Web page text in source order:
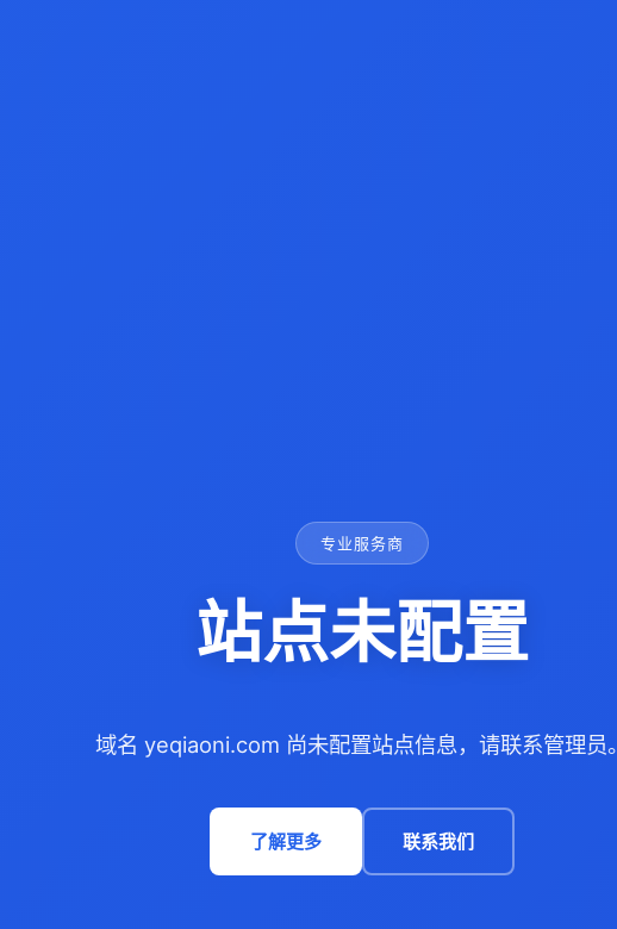
专业服务商
站点未配置
域名 yeqiaoni.com 尚未配置站点信息，请联系管理员。
了解更多 联系我们